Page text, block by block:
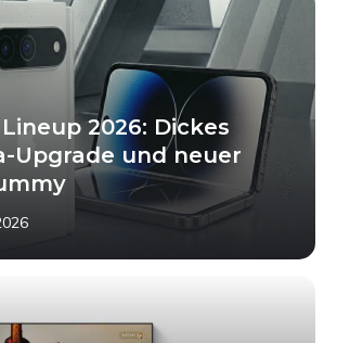
2026: Dickes
Upgrade und neuer